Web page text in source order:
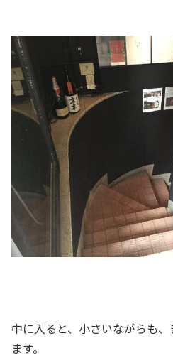
中に入ると、小さいながらも
ます。